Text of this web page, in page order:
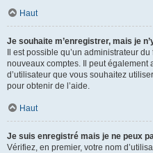
Haut
Je souhaite m’enregistrer, mais je
Il est possible qu’un administrateur
nouveaux comptes. Il peut également
d’utilisateur que vous souhaitez
pour obtenir de l’aide.
Haut
Je suis enregistré mais je ne peux
Vérifiez, en premier, votre nom